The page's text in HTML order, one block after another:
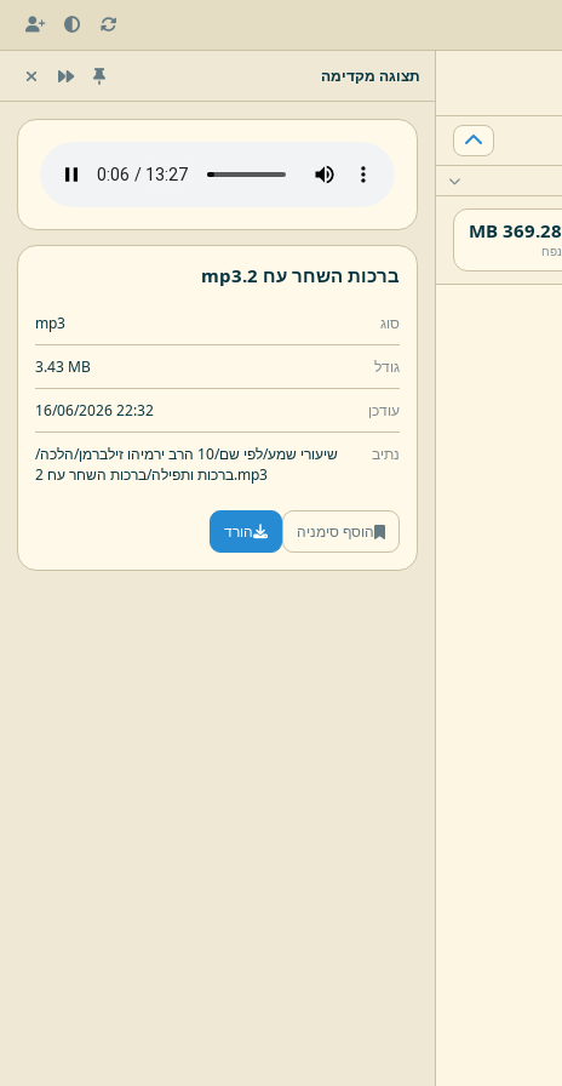
369.28 MB
נפח
תצוגה מקדימה
ברכות השחר עח 2. mp3
סוג mp3
גודל 3.43 MB
עודכן 16/06/2026 22:32
נתיב שיעורי שמע/לפי שם/10 הרב ירמיהו זילברמן/
הלכה/
ברכות ותפילה/ברכות השחר עח 2.mp3
הוסף סימניה הורד